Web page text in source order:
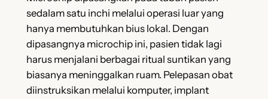
sedalam satu inchi melalui operasi luar yang
hanya membutuhkan bius lokal. Dengan
dipasangnya microchip ini, pasien tidak lagi
harus menjalani berbagai ritual suntikan yang
biasanya meninggalkan ruam. Pelepasan obat
diinstruksikan melalui komputer, implant